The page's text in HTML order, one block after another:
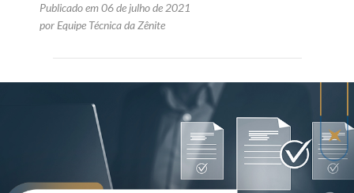
Publicado em 06 de julho de 2021
por Equipe Técnica da Zênite